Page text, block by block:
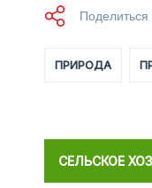
ПРИРОДА
СЕЛЬСКОЕ